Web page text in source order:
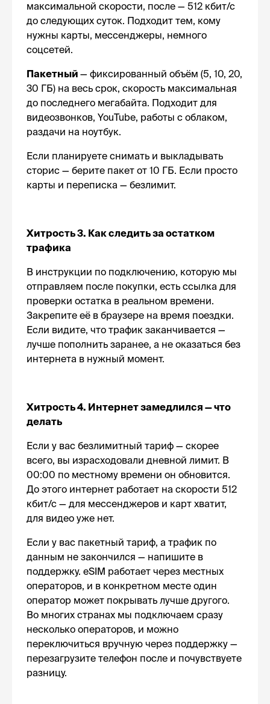
максимальной скорости, после — 512 кбит/с
до следующих суток. Подходит тем, кому
нужны карты, мессенджеры, немного
соцсетей.
Пакетный — фиксированный объём (5, 10, 20,
30 ГБ) на весь срок, скорость максимальная
до последнего мегабайта. Подходит для
видеозвонков, YouTube, работы с облаком,
раздачи на ноутбук.
Если планируете снимать и выкладывать
сторис — берите пакет от 10 ГБ. Если просто
карты и переписка — безлимит.
Хитрость 3. Как следить за остатком
трафика
В инструкции по подключению, которую мы
отправляем после покупки, есть ссылка для
проверки остатка в реальном времени.
Закрепите её в браузере на время поездки.
Если видите, что трафик заканчивается —
лучше пополнить заранее, а не оказаться без
интернета в нужный момент.
Хитрость 4. Интернет замедлился — что
делать
Если у вас безлимитный тариф — скорее
всего, вы израсходовали дневной лимит. В
00:00 по местному времени он обновится.
До этого интернет работает на скорости 512
кбит/с — для мессенджеров и карт хватит,
для видео уже нет.
Если у вас пакетный тариф, а трафик по
данным не закончился — напишите в
поддержку. eSIM работает через местных
операторов, и в конкретном месте один
оператор может покрывать лучше другого.
Во многих странах мы подключаем сразу
несколько операторов, и можно
переключиться вручную через поддержку —
перезагрузите телефон после и почувствуете
разницу.